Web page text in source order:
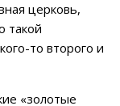
церковь,
такой
то второго и
«золотые